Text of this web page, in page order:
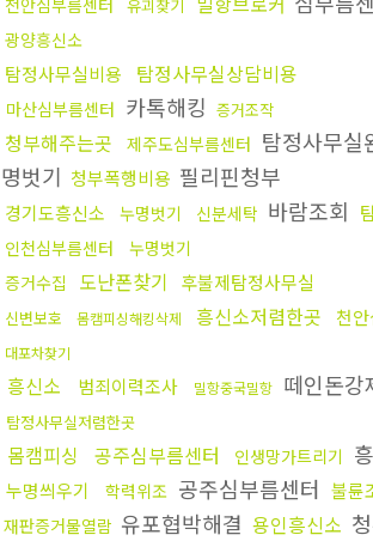
천안심부름센터 유괴찾기
광양흥신소
탐정사무실비용 탐정사무실상담비용
마산심부름센터 카톡해킹 증거조작
청부해주는곳 제주도심부름센터 탐정사무실
명벗기 청부폭행비용 필리핀청부
경기도흥신소 누명벗기 신분세탁 바람조회
인천심부름센터
누명벗기
증거수집
도난폰찾기 후불제탐정사무실
신변보호 몸캠피싱해킹삭제 흥신소저렴한곳 천
대포차찾기
흥신소 범죄이력조사 밀항중국밀항 떼인돈강
탐정사무실저렴한곳
몸캠피싱 공주심부름센터 인생망가트리기
누명씌우기 학력위조 공주심부름센터 불륜
재판증거물열람 유포협박해결 용인흥신소